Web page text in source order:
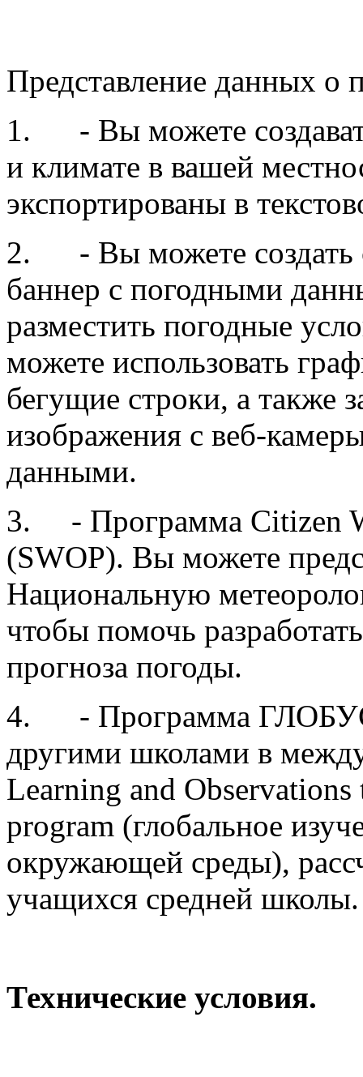
Представление данных о
1.
- Вы можете
и климате в вашей
экспортированы в
2.
- Вы можете
баннер с погодными
разместить погодные
можете использовать
бегущие строки, а также
изображения с веб-
данными.
3.
- Программа Citizen
(SWOP). Вы можете
Национальную
чтобы помочь
прогноза погоды.
4.
- Программа
другими школами в
Learning and
program (глобальное
окружающей среды),
учащихся средней
Технические условия.